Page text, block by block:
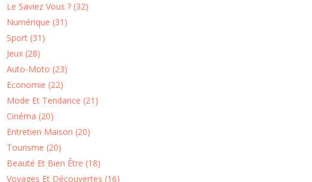
Le Saviez Vous ? (32)
Numérique (31)
Sport (31)
Jeux (28)
Auto-Moto (23)
Economie (22)
Mode Et Tendance (21)
Cinéma (20)
Entretien Maison (20)
Tourisme (20)
Beauté Et Bien Être (18)
Voyages Et Découvertes (16)